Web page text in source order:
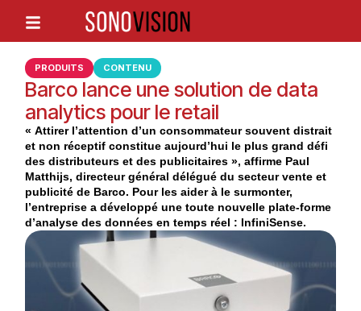
PRODUITS CONTENU
Barco lance une solution de data
analytics pour le retail
« Attirer l’attention d’un consommateur souvent distrait
et non réceptif constitue aujourd’hui le plus grand défi
des distributeurs et des publicitaires », affirme Paul
Matthijs, directeur général délégué du secteur vente et
publicité de Barco. Pour les aider à le surmonter,
l’entreprise a développé une toute nouvelle plate-forme
d’analyse des données en temps réel : InfiniSense.